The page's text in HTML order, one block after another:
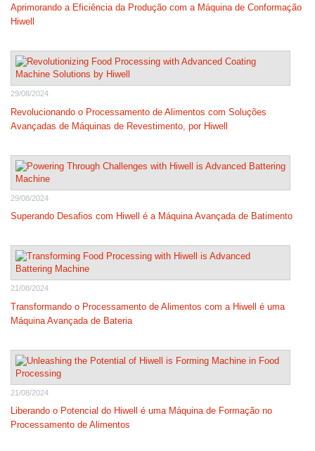
Aprimorando a Eficiência da Produção com a Máquina de Conformação
Hiwell
29/08/2024
Revolucionando o Processamento de Alimentos com Soluções
Avançadas de Máquinas de Revestimento, por Hiwell
29/08/2024
Superando Desafios com Hiwell é a Máquina Avançada de Batimento
21/08/2024
Transformando o Processamento de Alimentos com a Hiwell é uma
Máquina Avançada de Bateria
21/08/2024
Liberando o Potencial do Hiwell é uma Máquina de Formação no
Processamento de Alimentos